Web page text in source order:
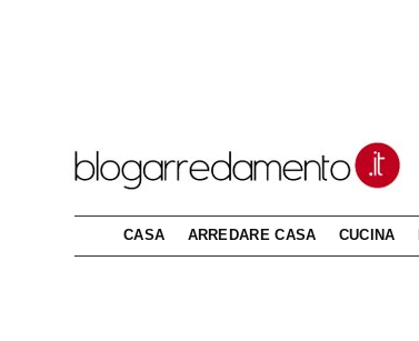
CASA ARREDARE CASA CUCINA